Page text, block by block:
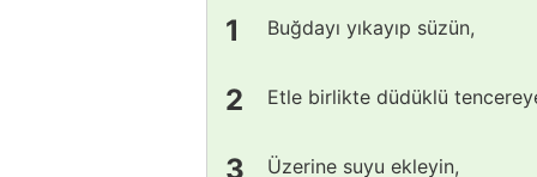
Buğdayı yıkayıp süzün,
Etle birlikte düdüklü
Üzerine suyu ekleyin,